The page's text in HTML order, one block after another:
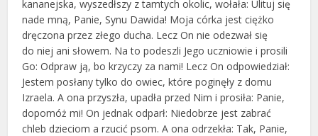
kananejska, wyszedłszy z tamtych okolic, wołała: Ulituj się
nade mną, Panie, Synu Dawida! Moja córka jest ciężko
dręczona przez złego ducha. Lecz On nie odezwał się
do niej ani słowem. Na to podeszli Jego uczniowie i prosili
Go: Odpraw ją, bo krzyczy za nami! Lecz On odpowiedział:
Jestem posłany tylko do owiec, które poginęły z domu
Izraela. A ona przyszła, upadła przed Nim i prosiła: Panie,
dopomóż mi! On jednak odparł: Niedobrze jest zabrać
chleb dzieciom a rzucić psom. A ona odrzekła: Tak, Panie,